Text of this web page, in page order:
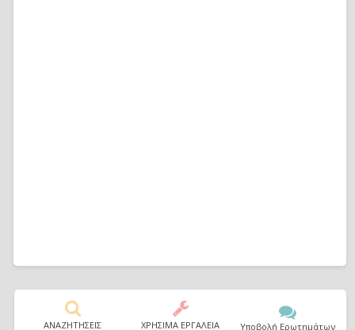
ΑΝΑΖΗΤΗΣΕΙΣ ΧΡΗΣΙΜΑ ΕΡΓΑΛΕΙΑ Υποβολή Ερωτημάτων